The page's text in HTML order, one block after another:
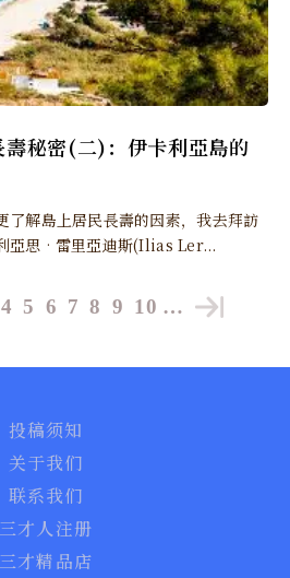
秘密(二)：伊卡利亞島的
了解島上居民長壽的因素，我去拜訪
亞思‧雷里亞迪斯(Ilias Ler...
4 5 6 7 8 9 10 …
投稿须知
关于我们
联系我们
三才人注册
三才精品店